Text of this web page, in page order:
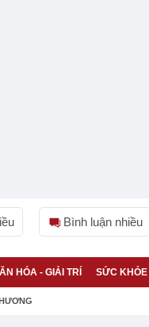
Bình luận nhiều
HÓA - GIẢI TRÍ SỨC KHỎE